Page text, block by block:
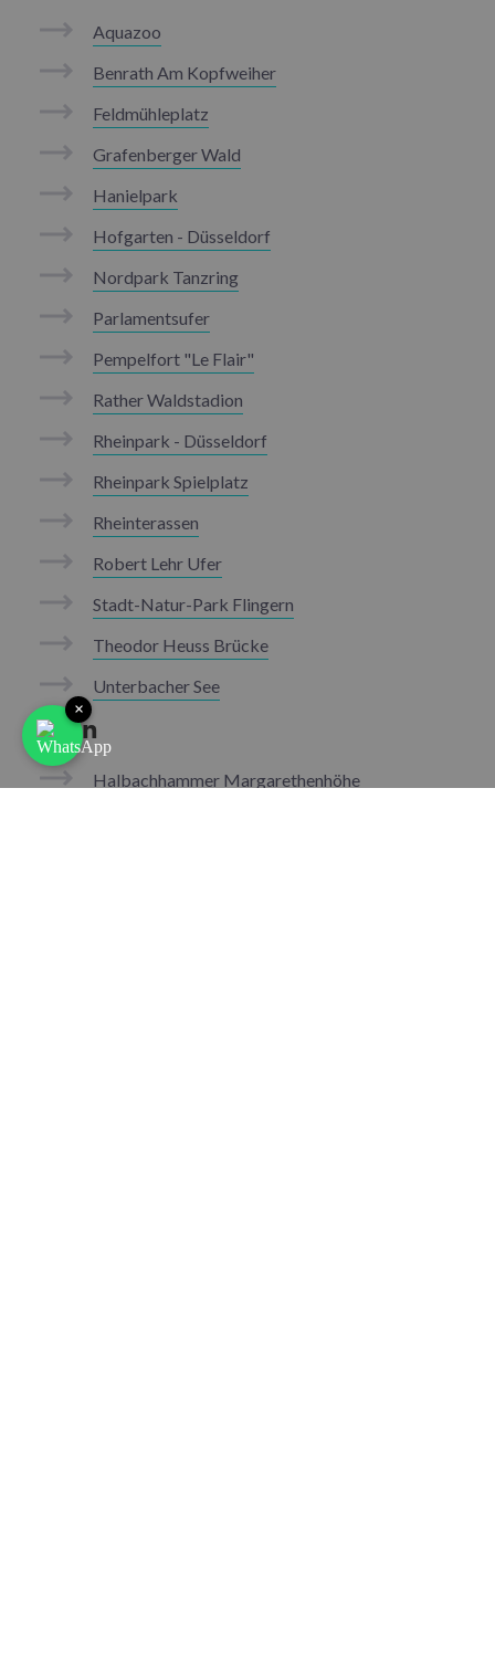
Aquazoo
Benrath Am Kopfweiher
Feldmühleplatz
Grafenberger Wald
Hanielpark
Hofgarten - Düsseldorf
Nordpark Tanzring
Parlamentsufer
Pempelfort "Le Flair"
Rather Waldstadion
Rheinpark - Düsseldorf
Rheinpark Spielplatz
Rheinterassen
Robert Lehr Ufer
Stadt-Natur-Park Flingern
Theodor Heuss Brücke
Unterbacher See
Essen
Halbachhammer Margarethenhöhe
×